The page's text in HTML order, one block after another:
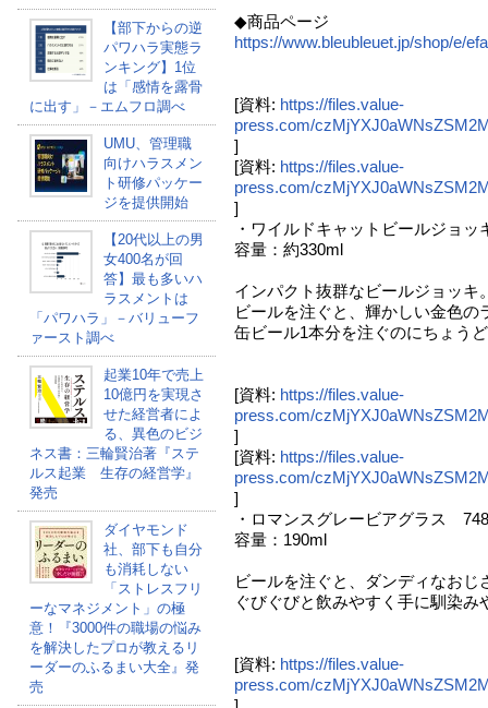
【部下からの逆
パワハラ実態ラ
ンキング】1位
は「感情を露骨
に出す」－エムフロ調べ
UMU、管理職
向けハラスメン
ト研修パッケー
ジを提供開始
【20代以上の男
女400名が回
答】最も多いハ
ラスメントは
「パワハラ」－バリューフ
ァースト調べ
起業10年で売上
10億円を実現さ
せた経営者によ
る、異色のビジ
ネス書：三輪賢治著『ステ
ルス起業 生存の経営学』
発売
ダイヤモンド
社、部下も自分
も消耗しない
「ストレスフリ
ーなマネジメント」の極
意！『3000件の職場の悩み
を解決したプロが教えるリ
ーダーのふるまい大全』発
売
◆商品ページ
https://www.bleubleuet.jp/shop/e/
[資料: https://files.value-
press.com/
]
[資料: https://files.value-
press.com/
]
・ワイルドキャットビールジョ
容量：約330ml
インパクト抜群なビールジョッキ
ビールを注ぐと、輝かしい金色の
缶ビール1本分を注ぐのにちょう
[資料: https://files.value-
press.com/
]
[資料: https://files.value-
press.com/
]
・ロマンスグレービアグラス
容量：190ml
ビールを注ぐと、ダンディなおじ
ぐびぐびと飲みやすく手に馴染
[資料: https://files.value-
press.com/